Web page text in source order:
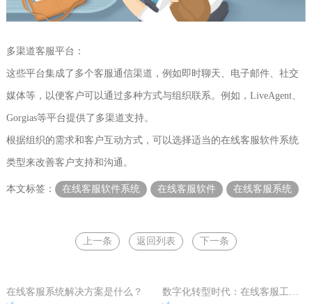
多渠道客服平台：
这些平台集成了多个客服通信渠道，例如即时聊天、电子邮件、社交
媒体等，以便客户可以通过多种方式与组织联系。例如，LiveAgent、
Gorgias等平台提供了多渠道支持。
根据组织的需求和客户互动方式，可以选择适当的在线客服软件系统
类型来改善客户支持和沟通。
本文标签： 在线客服软件系统 在线客服软件 在线客服系统
上一条 返回列表 下一条
在线客服系统解决方案是什么？ 数字化转型时代：在线客服工具如何重塑企业客户服务竞争力